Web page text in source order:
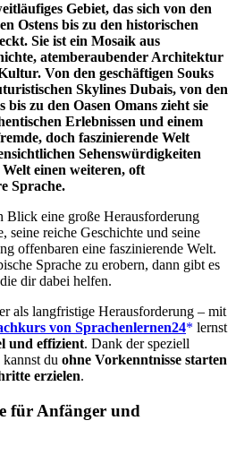
Gebiet, das sich von den
Ostens bis zu den historischen
Sie ist ein Mosaik aus
atemberaubender Architektur
Von den geschäftigen Souks
Skylines Dubais, von den
zu den Oasen Omans zieht sie
Erlebnissen und einem
doch faszinierende Welt
Sehenswürdigkeiten
einen weiteren, oft
Sprache.
Blick eine große Herausforderung
seine reiche Geschichte und seine
offenbaren eine faszinierende Welt.
Sprache zu erobern, dann gibt es
dir dabei helfen.
als langfristige Herausforderung – mit
von Sprachenlernen24
lernst
und effizient. Dank der speziell
du ohne Vorkenntnisse starten
erzielen.
für Anfänger und